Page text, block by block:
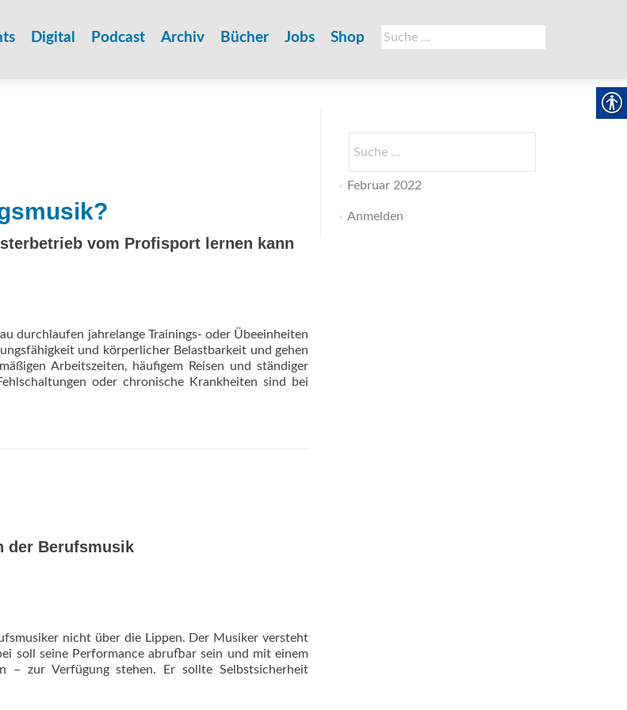
Suche
nach:
Digital Podcast Archiv Bücher Jobs Shop
vom Profisport lernen kann
durchlaufen jahrelange Trainings- oder Übeeinheiten
und körperlicher Belastbarkeit und gehen
Arbeitszeiten, häufigem Reisen und ständiger
oder chronische Krankheiten sind bei
der Berufsmusik
nicht über die Lippen. Der Musiker versteht
soll seine Performance abrufbar sein und mit einem
– zur Verfügung stehen. Er sollte Selbstsicherheit
nach:
Februar 2022
Anmelden